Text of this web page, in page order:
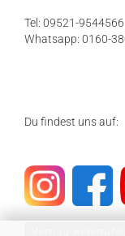
Tel: 09521-9544566
Whatsapp: 0160-
Du findest uns auf: